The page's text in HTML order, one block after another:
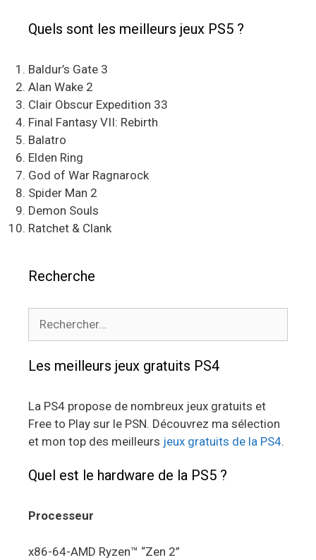
Quels sont les meilleurs jeux PS5 ?
Baldur’s Gate 3
Alan Wake 2
Clair Obscur Expedition 33
Final Fantasy VII: Rebirth
Balatro
Elden Ring
God of War Ragnarock
Spider Man 2
Demon Souls
Ratchet & Clank
Recherche
Les meilleurs jeux gratuits PS4
La PS4 propose de nombreux jeux gratuits et
Free to Play sur le PSN. Découvrez ma sélection
et mon top des meilleurs jeux gratuits de la PS4.
Quel est le hardware de la PS5 ?
Processeur
x86-64-AMD Ryzen™ “Zen 2”